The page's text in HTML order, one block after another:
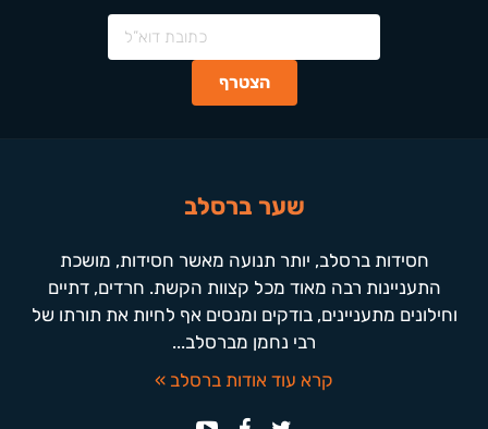
שער ברסלב
חסידות ברסלב, יותר תנועה מאשר חסידות, מושכת
התעניינות רבה מאוד מכל קצוות הקשת. חרדים, דתיים
וחילונים מתעניינים, בודקים ומנסים אף לחיות את תורתו של
רבי נחמן מברסלב...
קרא עוד אודות ברסלב »